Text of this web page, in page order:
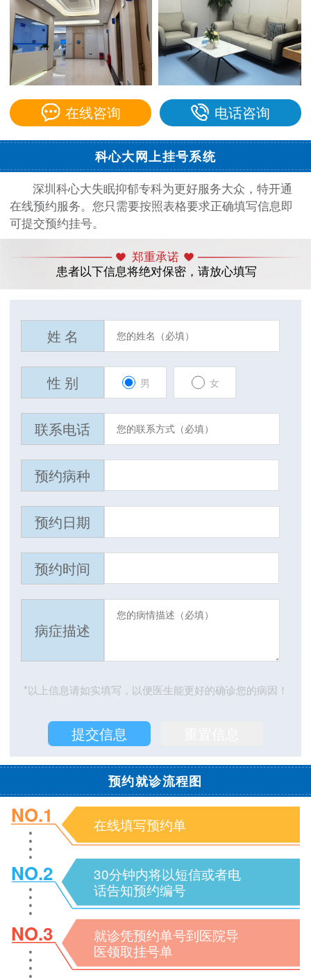
在线咨询 电话咨询
科心大网上挂号系统
深圳科心大失眠抑郁专科为更好服务大众，特开通
在线预约服务。您只需要按照表格要求正确填写信息即
可提交预约挂号。
郑重承诺
患者以下信息将绝对保密，请放心填写
姓 名
性 别 男 女
联系电话
预约病种
预约日期
预约时间
病症描述
*以上信息请如实填写，以便医生能更好的确诊您的病因！
预约就诊流程图
NO.1 在线填写预约单
NO.2
30分钟内将以短信或者电
话告知预约编号
NO.3
就诊凭预约单号到医院导
医领取挂号单